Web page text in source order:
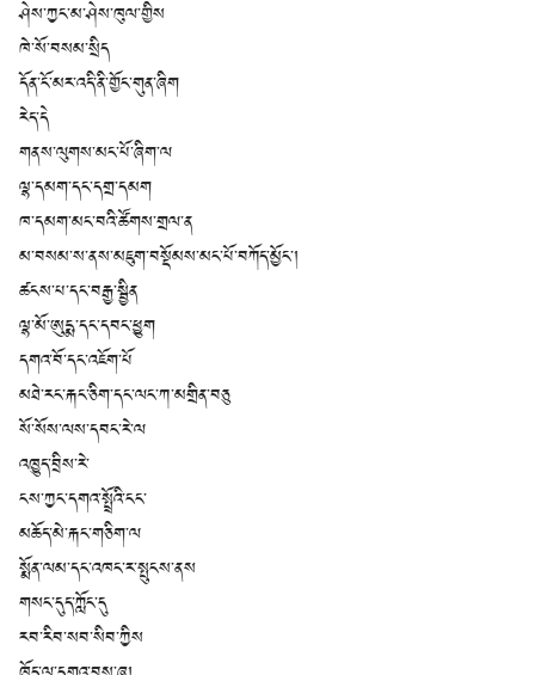
ཤེས་ཀྱང་མ་ཤེས་ཁུལ་གྱིས
ཁེ་སོ་བསམ་སྲིད
དོན་ངོ་མར་འདི་ནི་གྱོང་གུན་ཞིག
རེད་དེ
གནས་ལུགས་མང་པོ་ཞིག་ལ
ལྷ་དམག་དང་དགྲ་དམག
ཁ་དམག་མང་བའི་ཚོགས་གྲལ་ན
མ་བསམ་ས་ནས་མཇུག་བསྡོམས་མང་པོ་བཀོད་མྱོང་།
ཚངས་པ་དང་བརྒྱ་སྦྱིན
ལྷ་མོ་ཨུདྨ་དང་དབང་ཕྱུག
དགའ་བོ་དང་འཇོག་པོ
མཐེ་རང་རྐང་ཅིག་དང་ལང་ཀ་མགྲིན་བཅུ
སོ་སོས་ལས་དབང་རེ་ལ
འཁྱུད་བྲིས་རེ་
ངས་ཀྱང་དགའ་སྤྲོའི་ངང་
མཆོད་མེ་རྐང་གཅིག་ལ
སྨོན་ལམ་དང་འཁང་ར་སྤུངས་ནས
གསང་དུད་ཀློང་དུ
རབ་རིབ་སབ་སིབ་ཀྱིས